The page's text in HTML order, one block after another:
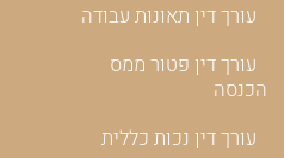
עורך דין תאונות עבודה
עורך דין פטור ממס
הכנסה
עורך דין נכות כללית